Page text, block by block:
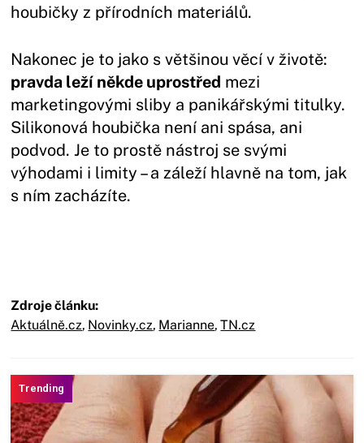
houbičky z přírodních materiálů.
Nakonec je to jako s většinou věcí v životě:
pravda leží někde uprostřed mezi
marketingovými sliby a panikářskými titulky.
Silikonová houbička není ani spása, ani
podvod. Je to prostě nástroj se svými
výhodami i limity – a záleží hlavně na tom, jak
s ním zacházíte.
Zdroje článku:
Aktuálně.cz, Novinky.cz, Marianne, TN.cz